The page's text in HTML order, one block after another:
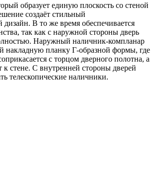
образует единую плоскость со стеной
создаёт стильный
В то же время обеспечивается
так как с наружной стороны дверь
Наружный наличник-компланар
накладную планку Г-образной формы, где
с торцом дверного полотна, а
к стене. С внутренней стороны дверей
телескопические наличники.